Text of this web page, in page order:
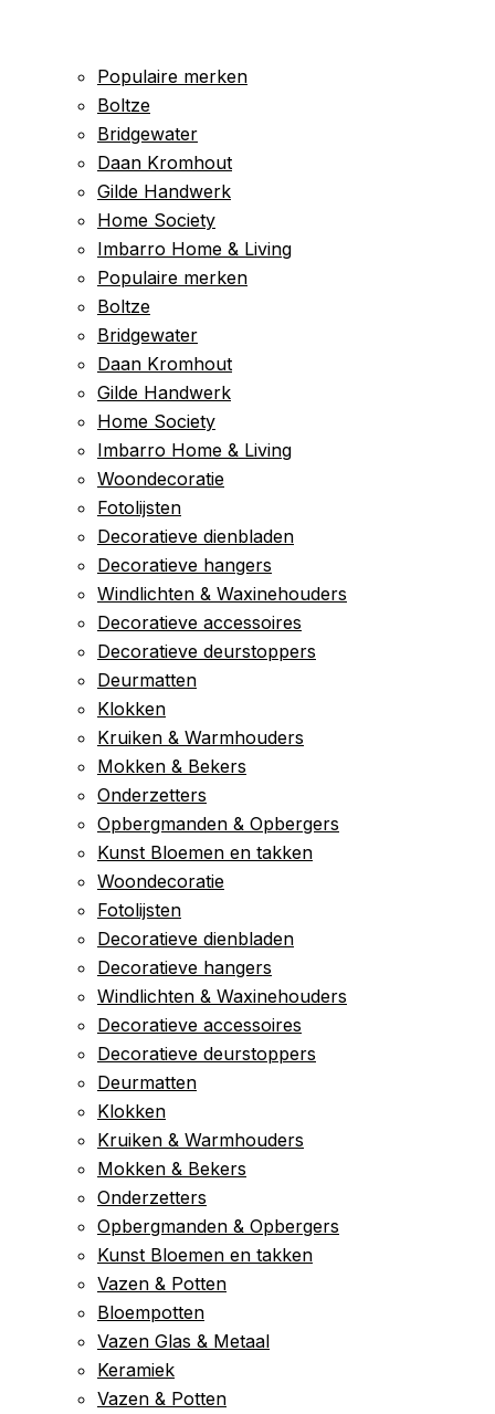
Populaire merken
Boltze
Bridgewater
Daan Kromhout
Gilde Handwerk
Home Society
Imbarro Home & Living
Populaire merken
Boltze
Bridgewater
Daan Kromhout
Gilde Handwerk
Home Society
Imbarro Home & Living
Woondecoratie
Fotolijsten
Decoratieve dienbladen
Decoratieve hangers
Windlichten & Waxinehouders
Decoratieve accessoires
Decoratieve deurstoppers
Deurmatten
Klokken
Kruiken & Warmhouders
Mokken & Bekers
Onderzetters
Opbergmanden & Opbergers
Kunst Bloemen en takken
Woondecoratie
Fotolijsten
Decoratieve dienbladen
Decoratieve hangers
Windlichten & Waxinehouders
Decoratieve accessoires
Decoratieve deurstoppers
Deurmatten
Klokken
Kruiken & Warmhouders
Mokken & Bekers
Onderzetters
Opbergmanden & Opbergers
Kunst Bloemen en takken
Vazen & Potten
Bloempotten
Vazen Glas & Metaal
Keramiek
Vazen & Potten